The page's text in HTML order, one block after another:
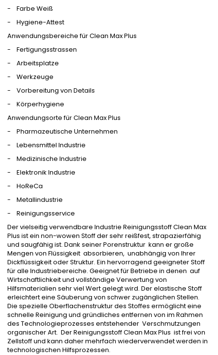
- Farbe Weiß
- Hygiene-Attest
Anwendungsbereiche für Clean Max Plus
- Fertigungsstrassen
- Arbeitsplatze
- Werkzeuge
- Vorbereitung von Details
- Körperhygiene
Anwendungsorte für Clean Max Plus
- Pharmazeutische Unternehmen
- Lebensmittel Industrie
- Medizinische Industrie
- Elektronik Industrie
- HoReCa
- Metallindustrie
- Reinigungsservice
Der vielseitig verwendbare Industrie Reinigungsstoff Clean Max
Plus ist ein non-wowen Stoff der sehr reißfest, strapazierfähig
und saugfähig ist. Dank seiner Porenstruktur kann er große
Mengen von Flüssigkeit absorbieren, unabhängig von Ihrer
Dickflüssigkeit oder Struktur. Ein hervorragend geeigneter Stoff
für alle Industriebereiche. Geeignet für Betriebe in denen auf
Wirtschaftlichkeit und vollständige Verwertung von
Hilfsmaterialien sehr viel Wert gelegt wird. Der elastische Stoff
erleichtert eine Säuberung von schwer zugänglichen Stellen.
Die spezielle Oberflachenstruktur des Stoffes ermöglicht eine
schnelle Reinigung und gründliches entfernen von im Rahmen
des Technologieprozesses entstehender Verschmutzungen
organischer Art. Der Reinigungsstoff Clean Max Plus ist frei von
Zellstoff und kann daher mehrfach wiederverwendet werden in
technologischen Hilfsprozessen.